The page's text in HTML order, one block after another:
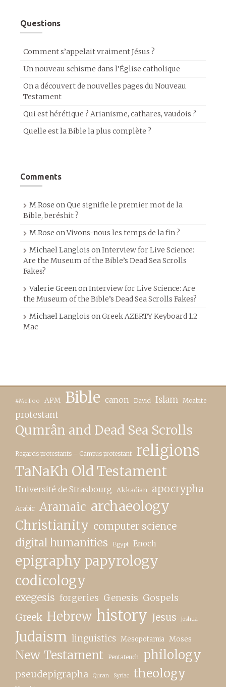
Questions
Comment s’appelait vraiment Jésus ?
Un nouveau schisme dans l’Église catholique
On a découvert de nouvelles pages du Nouveau
Testament
Qui est hérétique ? Arianisme, cathares, vaudois ?
Quelle est la Bible la plus complète ?
Comments
M.Rose onQue signifie le premier mot de la
Bible, beréshit ?
M.Rose onVivons-nous les temps de la fin ?
Michael Langlois onInterview for Live Science:
Are the Museum of the Bible’s Dead Sea Scrolls
Fakes?
Valerie GreenonInterview for Live Science: Are
the Museum of the Bible’s Dead Sea Scrolls Fakes?
Michael Langlois onGreek AZERTY Keyboard 1.2
Mac
#MeToo APM Bible canon David Islam Moabite
protestant
Qumrân and Dead Sea Scrolls
Regards protestants – Campus protestant religions
TaNaKh Old Testament
Université de Strasbourg Akkadian apocrypha
Arabic Aramaic archaeology
Christianity computer science
digital humanities Egypt Enoch
epigraphy papyrology
codicology
exegesis forgeries Genesis Gospels
Greek Hebrew history Jesus Joshua
Judaism linguistics Mesopotamia Moses
New Testament Pentateuch philology
pseudepigrapha Quran Syriac theology